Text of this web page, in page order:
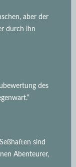
aber der
durch ihn
des
sind
Abenteurer,